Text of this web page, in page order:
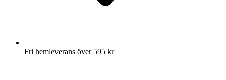
Fri hemleverans över 595 kr